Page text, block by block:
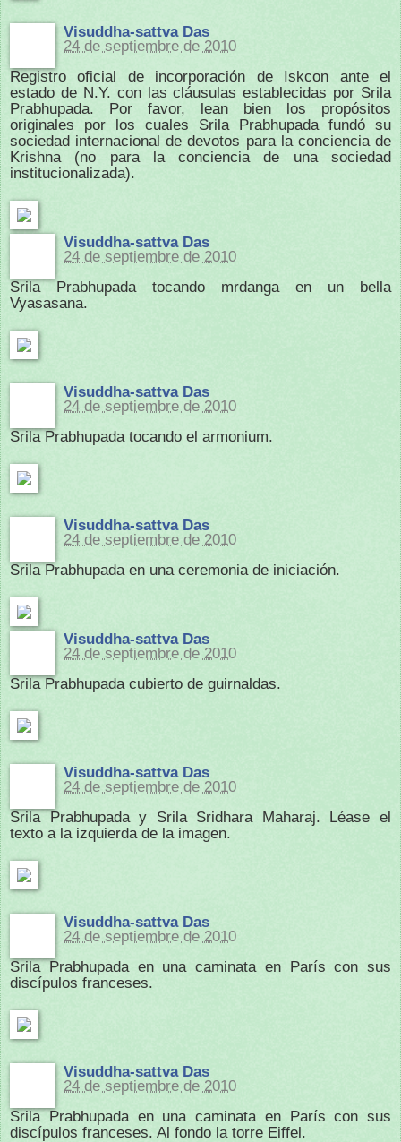
Visuddha-sattva Das
24 de septiembre de 2010
Registro oficial de incorporación de Iskcon ante el
estado de N.Y. con las cláusulas establecidas por Srila
Prabhupada. Por favor, lean bien los propósitos
originales por los cuales Srila Prabhupada fundó su
sociedad internacional de devotos para la conciencia de
Krishna (no para la conciencia de una sociedad
institucionalizada).
Visuddha-sattva Das
24 de septiembre de 2010
Srila Prabhupada tocando mrdanga en un bella
Vyasasana.
Visuddha-sattva Das
24 de septiembre de 2010
Srila Prabhupada tocando el armonium.
Visuddha-sattva Das
24 de septiembre de 2010
Srila Prabhupada en una ceremonia de iniciación.
Visuddha-sattva Das
24 de septiembre de 2010
Srila Prabhupada cubierto de guirnaldas.
Visuddha-sattva Das
24 de septiembre de 2010
Srila Prabhupada y Srila Sridhara Maharaj. Léase el
texto a la izquierda de la imagen.
Visuddha-sattva Das
24 de septiembre de 2010
Srila Prabhupada en una caminata en París con sus
discípulos franceses.
Visuddha-sattva Das
24 de septiembre de 2010
Srila Prabhupada en una caminata en París con sus
discípulos franceses. Al fondo la torre Eiffel.